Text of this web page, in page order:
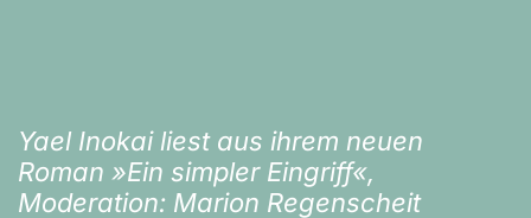
Yael Inokai liest aus ihrem neuen
Roman »Ein simpler Eingriff«,
Moderation: Marion Regenscheit